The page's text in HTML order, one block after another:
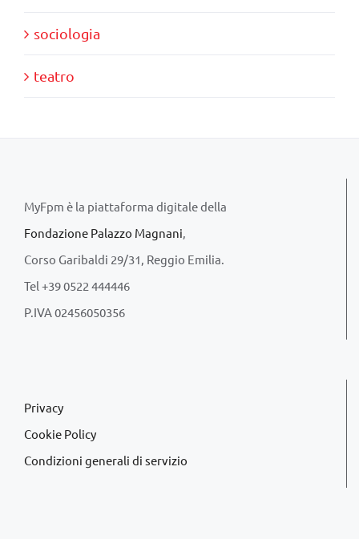
sociologia
teatro
MyFpm è la piattaforma digitale della
Fondazione Palazzo Magnani
Corso Garibaldi 29/31, Reggio Emilia.
Tel +39 0522 444446
P.IVA 02456050356
Privacy
Cookie Policy
Condizioni generali di servizio